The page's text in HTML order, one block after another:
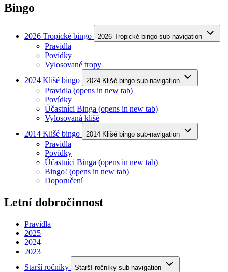
Bingo
2026 Tropické bingo 2026 Tropické bingo sub-navigation
Pravidla
Povídky
Vylosované tropy
2024 Klišé bingo
2024 Klišé bingo sub-navigation
Pravidla (opens in new tab)
Povídky
Účastníci Binga (opens in new tab)
Vylosovaná klišé
2014 Klišé bingo
2014 Klišé bingo sub-navigation
Pravidla
Povídky
Účastníci Binga (opens in new tab)
Bingo! (opens in new tab)
Doporučení
Letní dobročinnost
Pravidla
2025
2024
2023
Starší ročníky
Starší ročníky sub-navigation